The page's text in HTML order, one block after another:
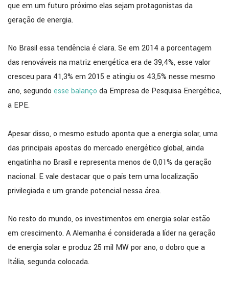
que em um futuro próximo elas sejam protagonistas da
geração de energia.
No Brasil essa tendência é clara. Se em 2014 a porcentagem
das renováveis na matriz energética era de 39,4%, esse valor
cresceu para 41,3% em 2015 e atingiu os 43,5% nesse mesmo
ano, segundo esse balanço da Empresa de Pesquisa Energética,
a EPE.
Apesar disso, o mesmo estudo aponta que a energia solar, uma
das principais apostas do mercado energético global, ainda
engatinha no Brasil e representa menos de 0,01% da geração
nacional. E vale destacar que o país tem uma localização
privilegiada e um grande potencial nessa área.
No resto do mundo, os investimentos em energia solar estão
em crescimento. A Alemanha é considerada a líder na geração
de energia solar e produz 25 mil MW por ano, o dobro que a
Itália, segunda colocada.